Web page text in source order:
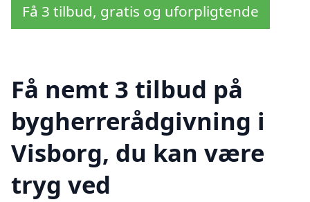
Få 3 tilbud, gratis og uforpligtende
Få nemt 3 tilbud på
bygherrerådgivning i
Visborg, du kan være
tryg ved